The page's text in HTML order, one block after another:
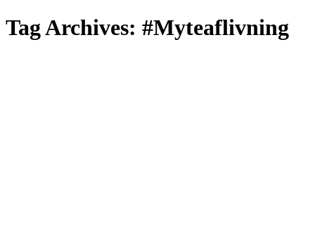
Tag Archives: #Myteaflivning